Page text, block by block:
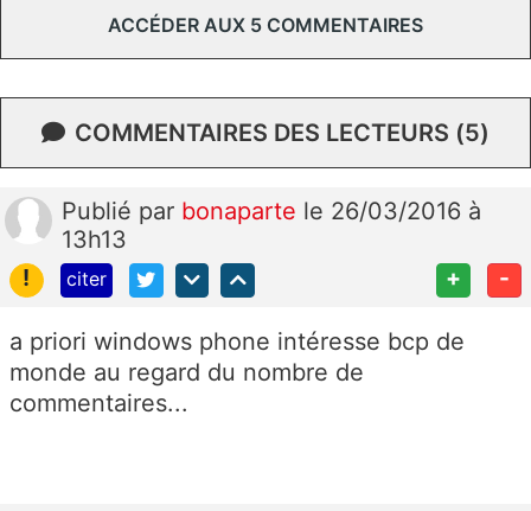
ACCÉDER AUX 5 COMMENTAIRES
COMMENTAIRES DES LECTEURS (5)
Publié par bonaparte le 26/03/2016 à
13h13
!
citer + -
a priori windows phone intéresse bcp de
monde au regard du nombre de
commentaires...